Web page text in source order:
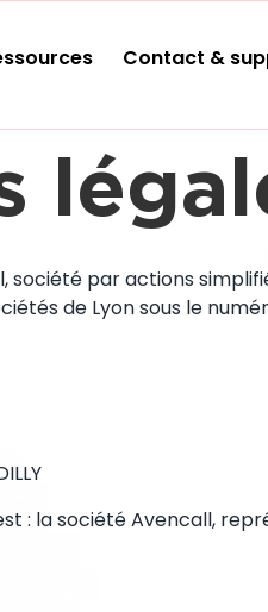
Contact &
par actions
de Lyon sous le
: la société Avencall,